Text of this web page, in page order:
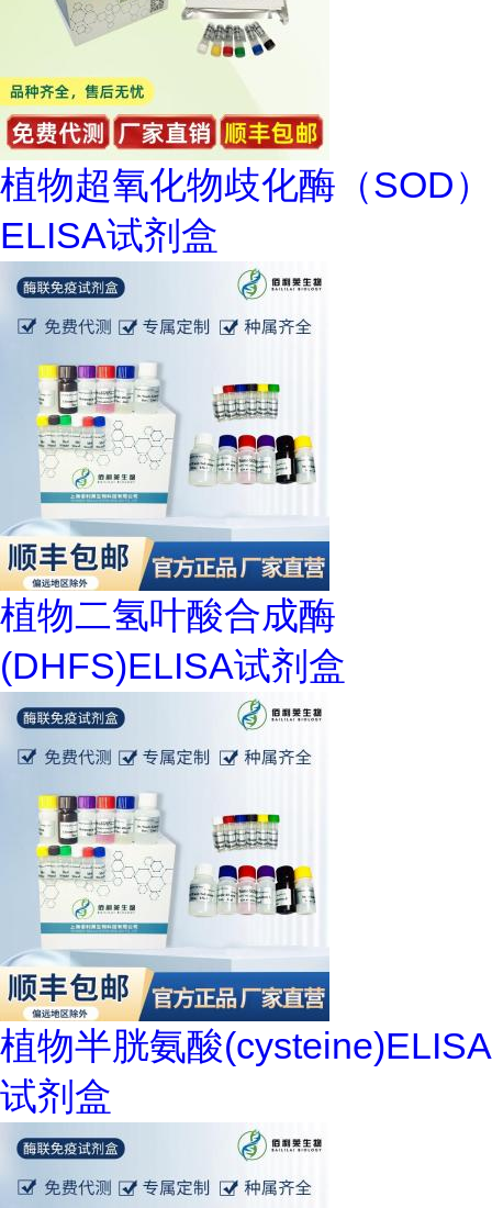
植物超氧化物歧化酶（SOD）
ELISA试剂盒
植物二氢叶酸合成酶
(DHFS)ELISA试剂盒
植物半胱氨酸(cysteine)ELISA
试剂盒